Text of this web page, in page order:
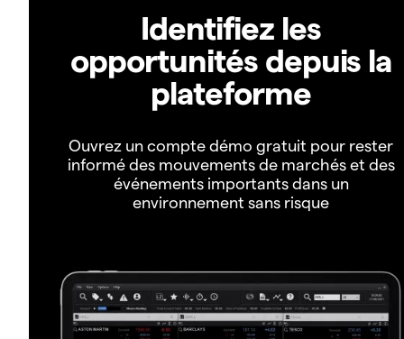
Identifiez les
opportunités depuis la
plateforme
Ouvrez un compte démo gratuit pour rester
informé des mouvements de marchés et des
événements importants dans un
environnement sans risque